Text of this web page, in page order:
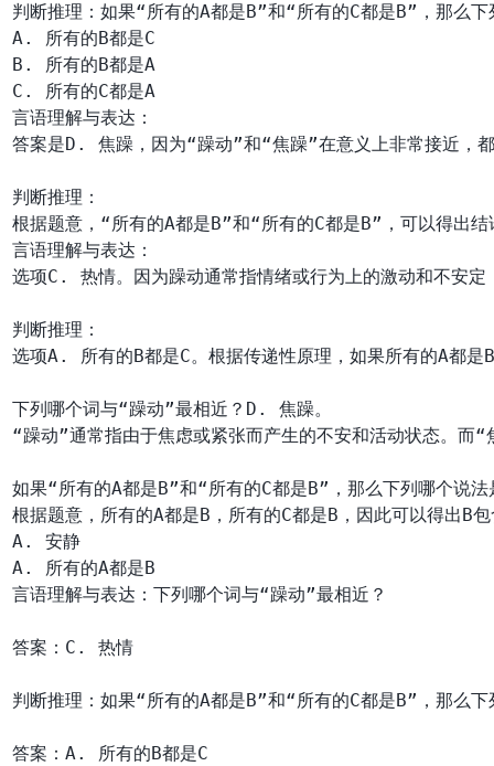
判断推理：如果“所有的A都是B”和“所有的C都是B”，那么
A. 所有的B都是C
B. 所有的B都是A
言语理解与表达：
答案是D. 焦躁，因为“躁动”和“焦躁”在意义上非常接近，
判断推理：
言语理解与表达：
选项C. 热情。因为躁动通常指情绪或行为上的激动和不安
判断推理：
选项A. 所有的B都是C。根据传递性原理，如果所有的A都
下列哪个词与“躁动”最相近？D. 焦躁。
“躁动”通常指由于焦虑或紧张而产生的不安和活动状态。而
如果“所有的A都是B”和“所有的C都是B”，那么下列哪个说
A. 安静
言语理解与表达：下列哪个词与“躁动”最相近？
答案：C. 热情
判断推理：如果“所有的A都是B”和“所有的C都是B”，那么
答案：A. 所有的B都是C